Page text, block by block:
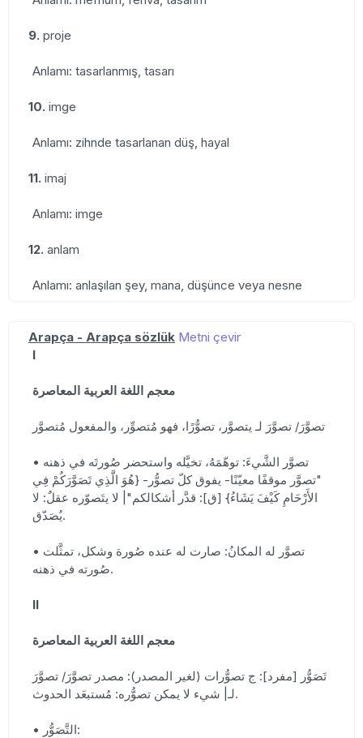
9. proje
Anlamı: tasarlanmış, tasarı
10. imge
Anlamı: zihnde tasarlanan düş, hayal
11. imaj
Anlamı: imge
12. anlam
Anlamı: anlaşılan şey, mana, düşünce veya nesne
Arapça - Arapça sözlük Metni çevir
I
معجم اللغة العربية المعاصرة
تصوَّرَ/ تصوَّرَ لـ يتصوَّر، تصوُّرًا، فهو مُتصوِّر، والمفعول مُتصوَّر
• تصوَّر الشَّيءَ: توهّمَهُ، تخيَّله واستحضر صُورتَه في ذهنه
"تصوَّر موقفًا معيّنًا- يفوق كلّ تصوُّر- {هُوَ الَّذِي تَصَوَّرَكُمْ فِي
الأَرْحَامِ كَيْفَ يَشَاءُ} [ق]: قدَّر أشكالكم"| لا يتَصوّره عقلٌ: لا
يُصَدّق.
• تصوَّر له المكانُ: صارت له عنده صُورة وشكل، تمثَّلت
صُورته في ذهنه.
II
معجم اللغة العربية المعاصرة
تَصَوُّر [مفرد]: ج تصوُّرات (لغير المصدر): مصدر تصوَّرَ/ تصوَّرَ
لـ| شيء لا يمكن تصوُّره: مُستبعَد الحدوث.
• التَّصَوُّر: